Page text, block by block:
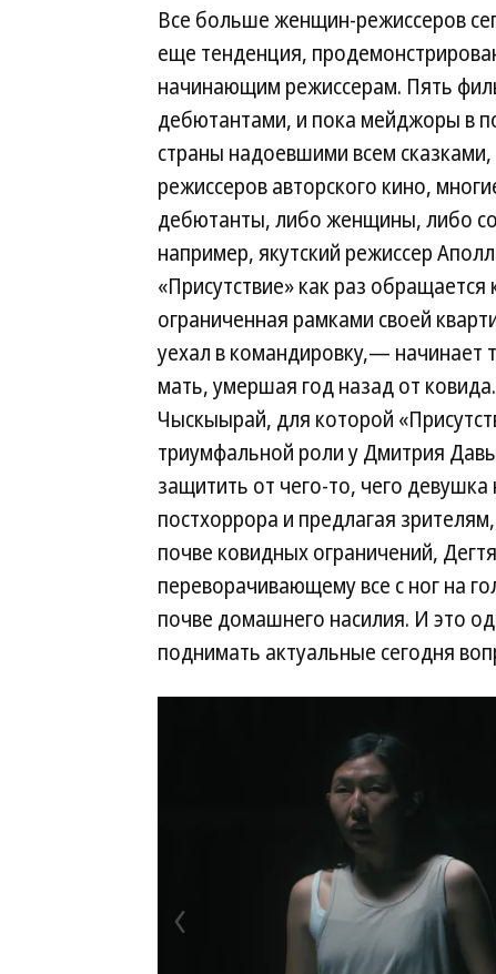
Все больше женщин-режиссеров
еще тенденция,
начинающим режиссерам. Пять
дебютантами, и пока мейджоры в
страны надоевшими всем
режиссеров авторского кино,
дебютанты, либо женщины, либо
например, якутский режиссер
«Присутствие» как раз
ограниченная рамками своей
уехал в командировку,— начинает
мать, умершая год назад от
Чыскыырай, для которой
триумфальной роли у Дмитрия
защитить от чего-то, чего
постхоррора и предлагая
почве ковидных ограничений,
переворачивающему все с ног на
почве домашнего насилия. И это
поднимать актуальные сегодня